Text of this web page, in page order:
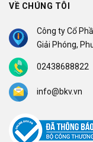
VỀ CHÚNG TÔI
Công ty Cổ
Giải Phóng,
02438688822
info@bkv.vn